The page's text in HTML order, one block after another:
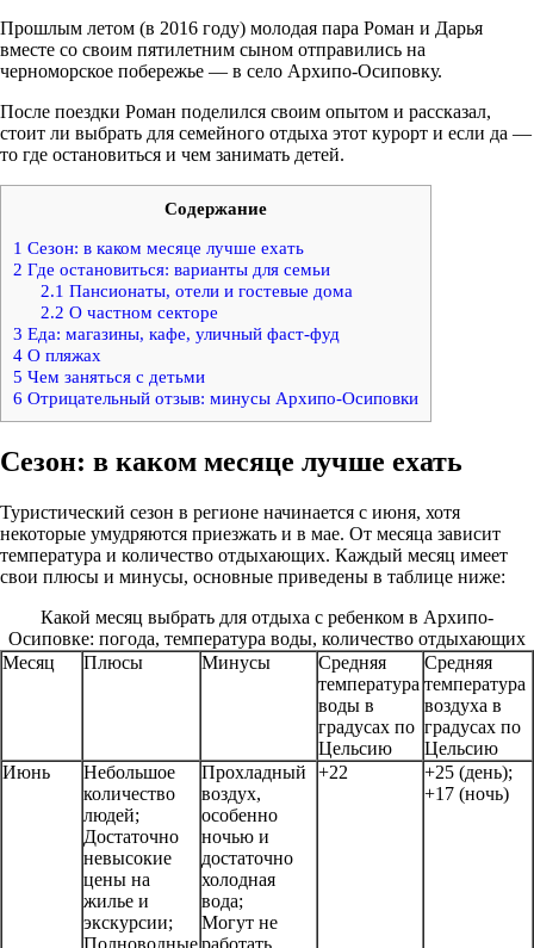
Прошлым летом (в 2016 году) молодая пара Роман и Дарья
вместе со своим пятилетним сыном отправились на
черноморское побережье — в село Архипо-Осиповку.
После поездки Роман поделился своим опытом и рассказал,
стоит ли выбрать для семейного отдыха этот курорт и если да —
то где остановиться и чем занимать детей.
Содержание
1 Сезон: в каком месяце лучше ехать
2 Где остановиться: варианты для семьи
2.1 Пансионаты, отели и гостевые дома
2.2 О частном секторе
3 Еда: магазины, кафе, уличный фаст-фуд
4 О пляжах
5 Чем заняться с детьми
6 Отрицательный отзыв: минусы Архипо-Осиповки
Сезон: в каком месяце лучше ехать
Туристический сезон в регионе начинается с июня, хотя
некоторые умудряются приезжать и в мае. От месяца зависит
температура и количество отдыхающих. Каждый месяц имеет
свои плюсы и минусы, основные приведены в таблице ниже:
Какой месяц выбрать для отдыха с ребенком в Архипо-
Осиповке: погода, температура воды, количество отдыхающих
Месяц
Плюсы Минусы
Средняя
температура
воды в
градусах по
Цельсию
Средняя
температура
воздуха в
градусах по
Цельсию
Июнь
Небольшое
количество
людей;
Достаточно
невысокие
цены на
жилье и
экскурсии;
Полноводные
Прохладный
воздух,
особенно
ночью и
достаточно
холодная
вода;
Могут не
работать
+22
+25 (день);
+17 (ночь)